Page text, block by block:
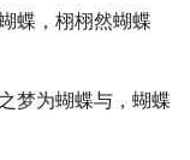
蝶，栩栩然蝴蝶
梦为蝴蝶与，蝴蝶